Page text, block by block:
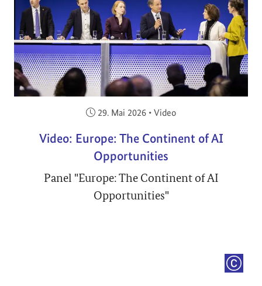
Veröffentlicht am:
29. Mai 2026 • Video
Video: Europe: The Continent of AI
Opportunities
Panel "Europe: The Continent of AI
Opportunities"